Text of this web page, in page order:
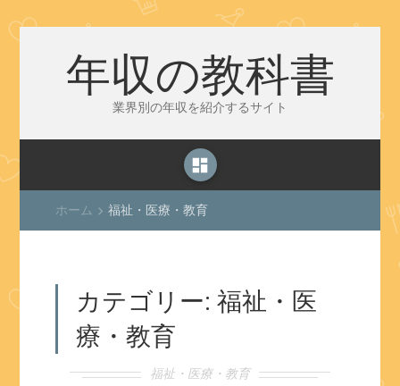
年収の教科書
業界別の年収を紹介するサイト
dashboard
ホーム keyboard_arrow_right福祉・医療・教育
カテゴリー:福祉・医
療・教育
福祉・医療・教育